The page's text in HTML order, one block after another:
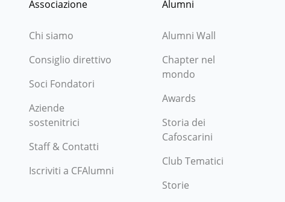
Associazione
Chi siamo
Consiglio direttivo
Soci Fondatori
Aziende
sostenitrici
Staff & Contatti
Iscriviti a CFAlumni
Alumni
Alumni Wall
Chapter nel
mondo
Awards
Storia dei
Cafoscarini
Club Tematici
Storie